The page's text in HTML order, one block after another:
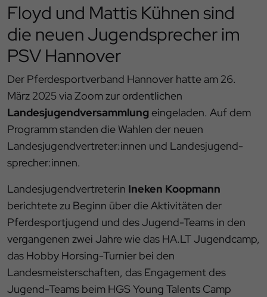
Floyd und Mattis Kühnen sind
die neuen Jugendsprecher im
PSV Hannover
Der Pferdesportverband Hannover hatte am 26.
März 2025 via Zoom zur ordentlichen
Landesjugendversammlungeingeladen. Auf dem
Programm standen die Wahlen der neuen
Landesjugendvertreter:innen und Landesjugend-
sprecher:innen.
Landesjugendvertreterin Ineken Koopmann
berichtete zu Beginn über die Aktivitäten der
Pferdesportjugend und des Jugend-Teams in den
vergangenen zwei Jahre wie das HA.LT Jugendcamp,
das Hobby Horsing-Turnier bei den
Landesmeisterschaften, das Engagement des
Jugend-Teams beim HGS Young Talents Camp